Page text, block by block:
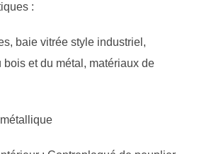
:
baie vitrée style industriel,
bois et du métal, matériaux de